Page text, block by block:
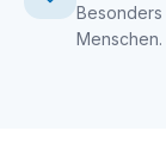
Menschen.